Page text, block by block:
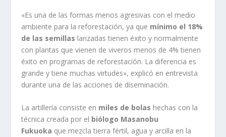
«Es una de las formas menos agresivas con el medio
ambiente para la reforestación, ya que mínimo el 18%
de las semillas lanzadas tienen éxito y normalmente
con plantas que vienen de viveros menos de 4% tienen
éxito en programas de reforestación. La diferencia es
grande y tiene muchas virtudes», explicó en entrevista
durante una de las acciones de diseminación.
La artillería consiste en miles de bolas hechas con la
técnica creada por el biólogo Masanobu
Fukuoka que mezcla tierra fértil, agua y arcilla en la